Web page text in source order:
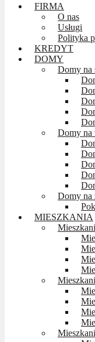
FIRMA
O nas
Usługi
Polityka
KREDYT
DOMY
Domy na
Domy na
Domy na
MIESZKANIA